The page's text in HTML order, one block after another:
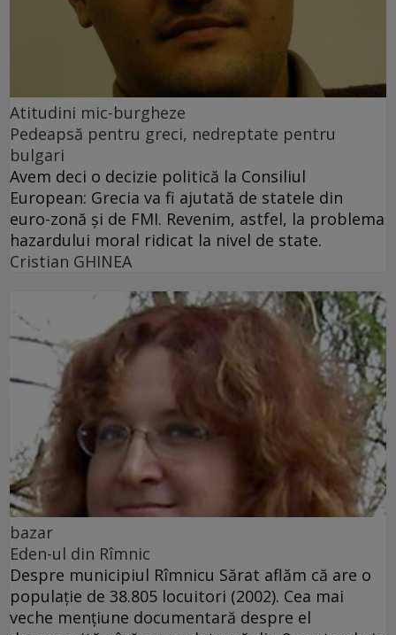
Atitudini mic-burgheze
Pedeapsă pentru greci, nedreptate pentru
bulgari
Avem deci o decizie politică la Consiliul
European: Grecia va fi ajutată de statele din
euro-zonă şi de FMI. Revenim, astfel, la problema
hazardului moral ridicat la nivel de state.
Cristian GHINEA
bazar
Eden-ul din Rîmnic
Despre municipiul Rîmnicu Sărat aflăm că are o
populaţie de 38.805 locuitori (2002). Cea mai
veche menţiune documentară despre el